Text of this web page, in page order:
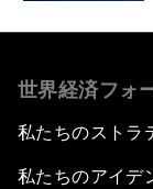
世界経済フォ
私たちのストラ
私たちのアイデ